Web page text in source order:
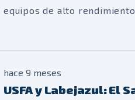
equipos de alto
colaborar, innovar y
una fogata que se enciende
hace 9 meses
USFA y Labejazul: El